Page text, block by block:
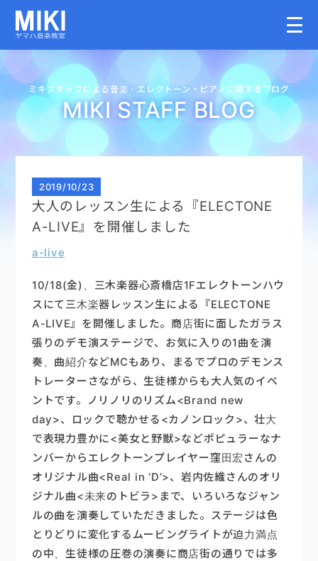
HOME
大人のコース
講師募集情報
イベント情報
楽器販売
ミキスタッフによる音楽・エレクトーン・ ピアノに関するブログ
MIKI STAFF BLOG
2019/10/23
大人のレッスン生による『ELECTONE
A-LIVE』を開催しました
a-live
10/18(金)、三木楽器心斎橋店1Fエレクトーンハウ
スにて三木楽器レッスン生による『ELECTONE
A-LIVE』を開催しました。商店街に面したガラス
張りのデモ演ステージで、お気に入りの1曲を演
奏、曲紹介などMCもあり、まるでプロのデモンス
トレーターさながら、生徒様からも大人気のイベ
ントです。ノリノリのリズム<Brand new
day>、ロックで聴かせる<カノンロック>、壮大
で表現力豊かに<美女と野獣>などポピュラーなナ
ンバーからエレクトーンプレイヤー窪田宏さんの
オリジナル曲<Real in ‘D’>、岩内佐織さんのオリ
ジナル曲<未来のトビラ>まで、いろいろなジャン
ルの曲を演奏していただきました。ステージは色
とりどりに変化するムービングライトが迫力満点
の中、生徒様の圧巻の演奏に商店街の通りでは多